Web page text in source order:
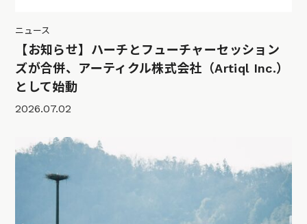
ニュース
【お知らせ】ハーチとフューチャーセッション
ズが合併、アーティクル株式会社（Artiql Inc.）
として始動
2026.07.02